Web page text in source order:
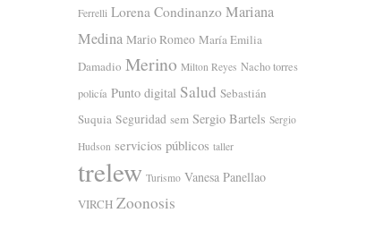
Ferrelli Lorena Condinanzo Mariana
Medina Mario Romeo María Emilia
Damadio Merino Milton Reyes Nacho torres
policía Punto digital Salud Sebastián
Suquia Seguridad sem Sergio Bartels Sergio
Hudson servicios públicos taller
trelew Turismo Vanesa Panellao
VIRCH Zoonosis